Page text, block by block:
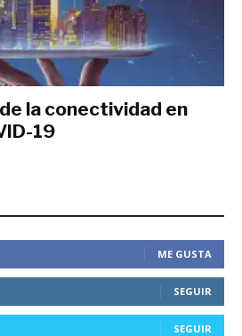
la conectividad en
19
ME GUSTA
SEGUIR
SEGUIR